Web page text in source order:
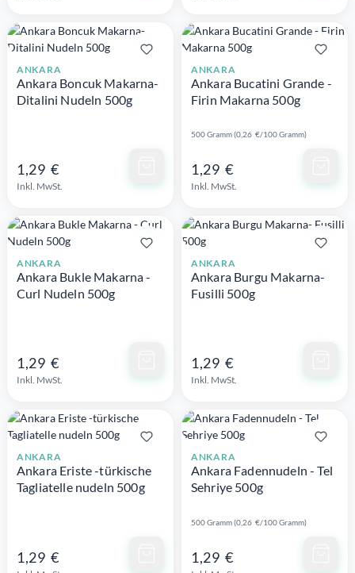
ANKARA
Ankara Boncuk Makarna-
Ditalini Nudeln 500g
1,29 €
Inkl. MwSt.
ANKARA
Ankara Bucatini Grande -
Firin Makarna 500g
500 Gramm (0,26 €/100 Gramm)
1,29 €
Inkl. MwSt.
ANKARA
Ankara Bukle Makarna -
Curl Nudeln 500g
1,29 €
Inkl. MwSt.
ANKARA
Ankara Burgu Makarna-
Fusilli 500g
1,29 €
Inkl. MwSt.
ANKARA
Ankara Eriste -türkische
Tagliatelle nudeln 500g
1,29 €
ANKARA
Ankara Fadennudeln - Tel
Sehriye 500g
500 Gramm (0,26 €/100 Gramm)
1,29 €